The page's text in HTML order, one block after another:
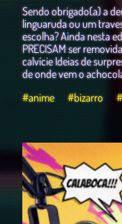
Sendo obrigado(a) a
linguaruda ou um
escolha? Ainda nesta
PRECISAM ser
calvície Ideias de
de onde vem o
#anime
#bizarro